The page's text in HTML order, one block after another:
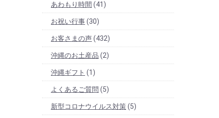
あわもり時間 (41)
お祝い行事(30)
お客さまの声(432)
沖縄のお土産品 (2)
沖縄ギフト (1)
よくあるご質問 (5)
新型コロナウイルス対策(5)